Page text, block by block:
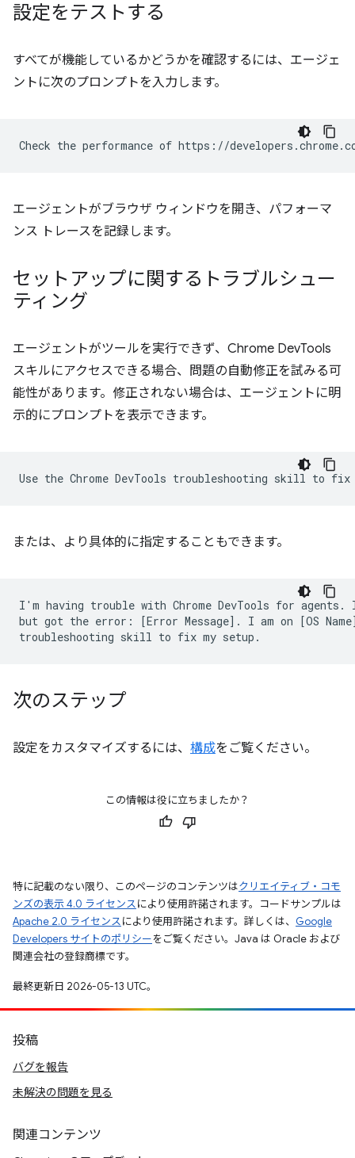
設定をテストする
すべてが機能しているかどうかを確認するには、エージェ
ントに次のプロンプトを入力します。
エージェントがブラウザ ウィンドウを開き、パフォーマ
ンス トレースを記録します。
セットアップに関するトラブルシュー
ティング
エージェントがツールを実行できず、Chrome DevTools
スキルにアクセスできる場合、問題の自動修正を試みる可
能性があります。修正されない場合は、エージェントに明
示的にプロンプトを表示できます。
または、より具体的に指定することもできます。
I'm having trouble with Chrome DevTools for
but got the error: [Error Message]. I am on [OS
次のステップ
設定をカスタマイズするには、 構成をご覧ください。
この情報は役に立ちましたか？
特に記載のない限り、このページのコンテンツはクリエイティブ・コモ
ンズの表示 4.0 ライセンスにより使用許諾されます。コードサンプルは
Apache 2.0 ライセンスにより使用許諾されます。詳しくは、 Google
Developers サイトのポリシーをご覧ください。Java は Oracle および
関連会社の登録商標です。
最終更新日 2026-05-13 UTC。
投稿
バグを報告
未解決の問題を見る
関連コンテンツ